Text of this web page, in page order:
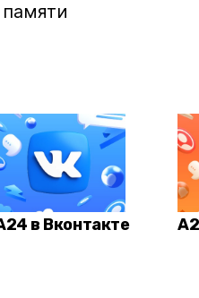
в Вконтакте